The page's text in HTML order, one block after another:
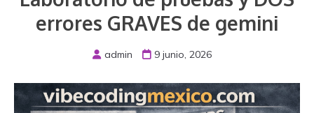
errores GRAVES de gemini
admin 9 junio, 2026